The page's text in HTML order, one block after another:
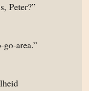
Peter?”
go-area.”